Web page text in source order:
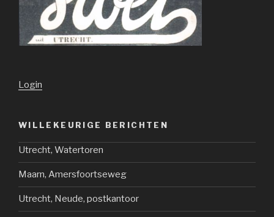
Login
WILLEKEURIGE BERICHTEN
Utrecht, Watertoren
Maarn, Amersfoortseweg
Utrecht, Neude, postkantoor